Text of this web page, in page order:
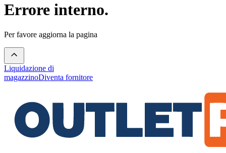
Errore interno.
Per favore aggiorna la pagina
Liquidazione di
magazzinoDiventa fornitore